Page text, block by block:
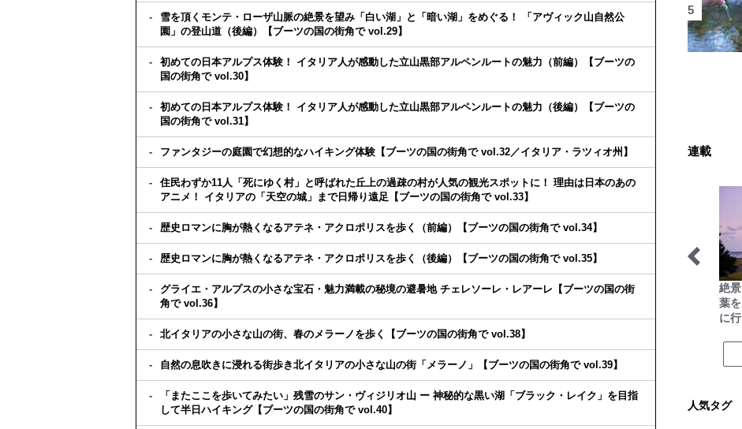
雪を頂くモンテ・ローザ山脈の絶景を望み「白い湖」と「暗い湖」をめぐる！ 「アヴィック山自然公
園」の登山道（後編）【ブーツの国の街角で vol.29】
初めての日本アルプス体験！ イタリア人が感動した立山黒部アルペンルートの魅力（前編）【ブーツの
国の街角で vol.30】
初めての日本アルプス体験！ イタリア人が感動した立山黒部アルペンルートの魅力（後編）【ブーツの
国の街角で vol.31】
ファンタジーの庭園で幻想的なハイキング体験【ブーツの国の街角で vol.32／イタリア・ラツィオ州】
住民わずか11人「死にゆく村」と呼ばれた丘上の過疎の村が人気の観光スポットに！ 理由は日本のあの
アニメ！ イタリアの「天空の城」まで日帰り遠足【ブーツの国の街角で vol.33】
歴史ロマンに胸が熱くなるアテネ・アクロポリスを歩く（前編）【ブーツの国の街角で vol.34】
歴史ロマンに胸が熱くなるアテネ・アクロポリスを歩く（後編）【ブーツの国の街角で vol.35】
グライエ・アルプスの小さな宝石・魅力満載の秘境の避暑地 チェレソーレ・レアーレ【ブーツの国の街
角で vol.36】
北イタリアの小さな山の街、春のメラーノを歩く【ブーツの国の街角で vol.38】
自然の息吹きに浸れる街歩き北イタリアの小さな山の街「メラーノ」【ブーツの国の街角で vol.39】
「またここを歩いてみたい」残雪のサン・ヴィジリオ山 ー 神秘的な黒い湖「ブラック・レイク」を目指
して半日ハイキング【ブーツの国の街角で vol.40】
連載
料理と道具とアウトドア 映える山のテン場
絶
葉
に
人気タグ